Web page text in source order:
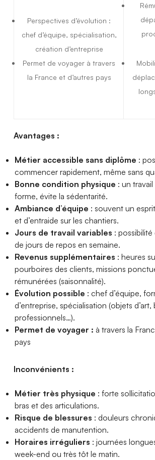
Perspectives d’évolution :
chef d’équipe, spécialisation,
création d’entreprise
Permet de voyager à travers
la France et d’autres pays
Avantages :
Métier accessible sans diplôme :
commencer rapidement, même sans
Bonne condition physique : un
forme, évite la sédentarité.
Ambiance d’équipe : souvent un
et d’entraide sur les chantiers.
Jours de travail variables :
de jours de repos en semaine.
Revenus supplémentaires : heures
pourboires des clients, missions
rémunérées (saisonnalité).
Évolution possible : chef d’équipe,
d’entreprise, spécialisation (objets d’art,
professionnels…).
Permet de voyager : à travers la
pays
Inconvénients :
Métier très physique : forte
bras et des articulations.
Risque de blessures : douleurs
accidents de manutention.
Horaires irréguliers : journées
week-end ou très tôt le matin.